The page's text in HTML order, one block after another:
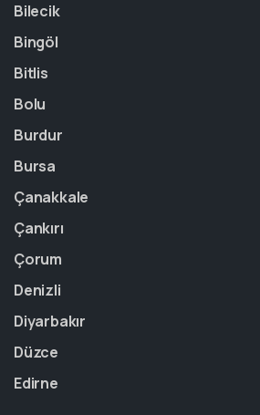
Bilecik
Bingöl
Bitlis
Bolu
Burdur
Bursa
Çanakkale
Çankırı
Çorum
Denizli
Diyarbakır
Düzce
Edirne